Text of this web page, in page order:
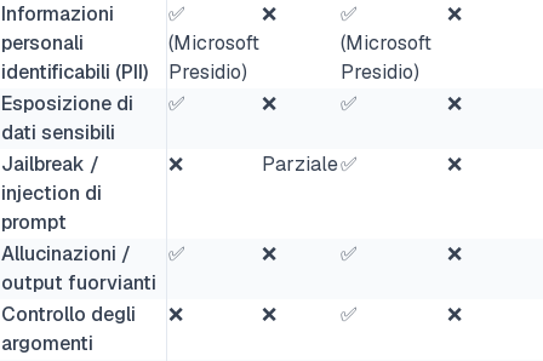
Informazioni
personali
identificabili (PII)
✅
(Microsoft
Presidio)
❌
✅
(Microsoft
Presidio)
❌
Esposizione di
dati sensibili
✅ ❌ ✅ ❌
Jailbreak /
injection di
prompt
❌ Parziale✅ ❌
Allucinazioni /
output fuorvianti
✅ ❌ ✅ ❌
Controllo degli
argomenti
❌ ❌ ✅ ❌